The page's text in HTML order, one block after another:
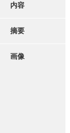
内容
摘要
画像